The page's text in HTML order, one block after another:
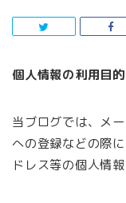
個人情報の利用目的
当ブログでは、メ
への登録などの際
ドレス等の個人情